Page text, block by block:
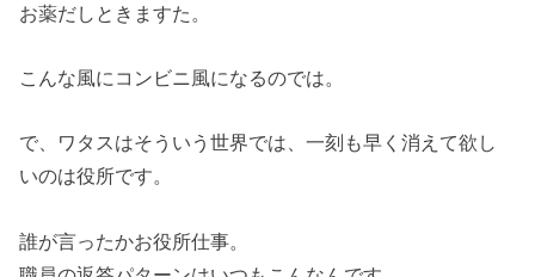
お薬だしときますた。
こんな風にコンビニ風になるのでは。
で、ワタスはそういう世界では、一刻も早く消えて欲し
いのは役所です。
誰が言ったかお役所仕事。